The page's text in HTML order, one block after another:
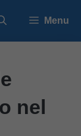
Menu
nel